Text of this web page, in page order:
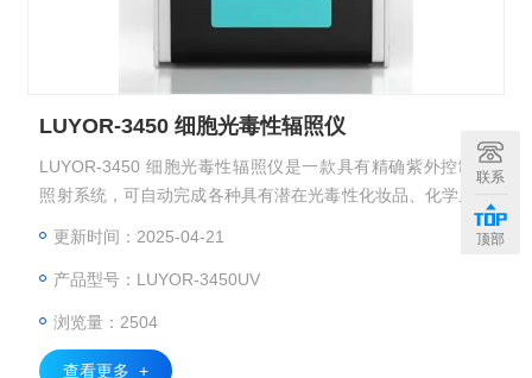
LUYOR-3450 细胞光毒性辐照仪
LUYOR-3450 细胞光毒性辐照仪是一款具有精确紫外控制的
照射系统，可自动完成各种具有潜在光毒性化妆品、化学原料
等的检测实验和药物光毒性试验、化妆品光毒性试验、构建小
鼠皮肤光老化模型、造皮肤细胞衰老模型、紫外光化学合成反
应、光遗传等各种紫外线相关实验。
更新时间：2025-04-21
产品型号：LUYOR-3450UV
浏览量：2504
查看更多 +
联系
顶部